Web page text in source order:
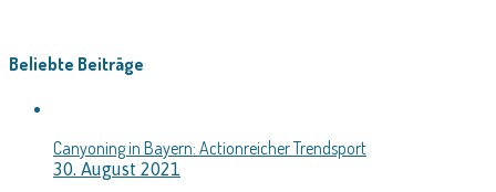
Beliebte Beiträge
Canyoning in Bayern: Actionreicher Trendsport
30. August 2021